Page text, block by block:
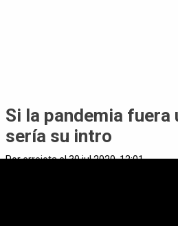
Si la pandemia fuera
sería su intro
Porerrejotael 30 jul 2020, 12:01